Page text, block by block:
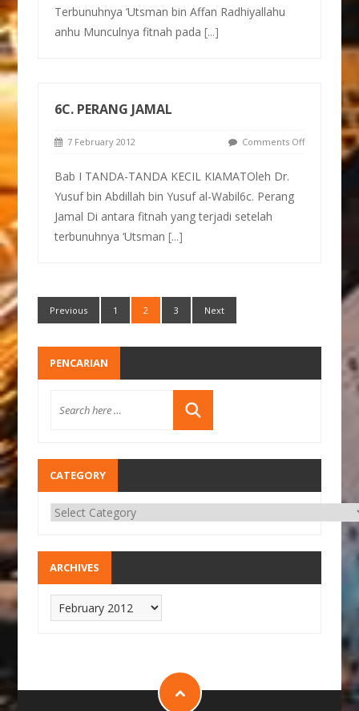
Terbunuhnya ‘Utsman bin Affan Radhiyallahu
anhu Munculnya fitnah pada[...]
6C. PERANG JAMAL
7 February 2012 Comments Off
Bab I TANDA-TANDA KECIL KIAMATOleh Dr.
Yusuf bin Abdillah bin Yusuf al-Wabil6c. Perang
Jamal Di antara fitnah yang terjadi setelah
terbunuhnya ‘Utsman[...]
Previous 1 2 3 Next
PENCARIAN
CATEGORY
ARCHIVES